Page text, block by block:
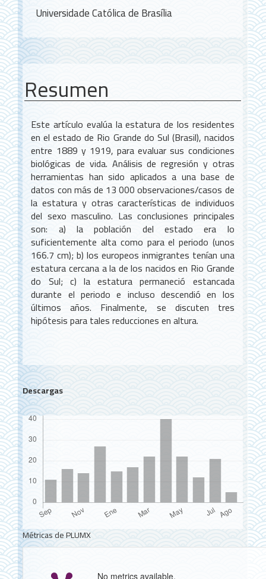
del
artículo
Universidade Católica de Brasília
Resumen
Este artículo evalúa la estatura de los residentes
en el estado de Rio Grande do Sul (Brasil), nacidos
entre 1889 y 1919, para evaluar sus condiciones
biológicas de vida. Análisis de regresión y otras
herramientas han sido aplicados a una base de
datos con más de 13 000 observaciones/casos de
la estatura y otras características de individuos
del sexo masculino. Las conclusiones principales
son: a) la población del estado era lo
suficientemente alta como para el periodo (unos
166.7 cm); b) los europeos inmigrantes tenían una
estatura cercana a la de los nacidos en Rio Grande
do Sul; c) la estatura permaneció estancada
durante el periodo e incluso descendió en los
últimos años. Finalmente, se discuten tres
hipótesis para tales reducciones en altura.
Descargas
Métricas de PLUMX
No metrics available.